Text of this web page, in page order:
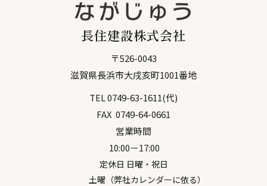
長住建設株式会社
〒526-0043
滋賀県長浜市大戌亥町1001番地
TEL0749-63-1611(代)
FAX 0749-64-0661
営業時間
10:00－17:00
定休日 日曜・祝日
土曜（弊社カレンダーに依る）